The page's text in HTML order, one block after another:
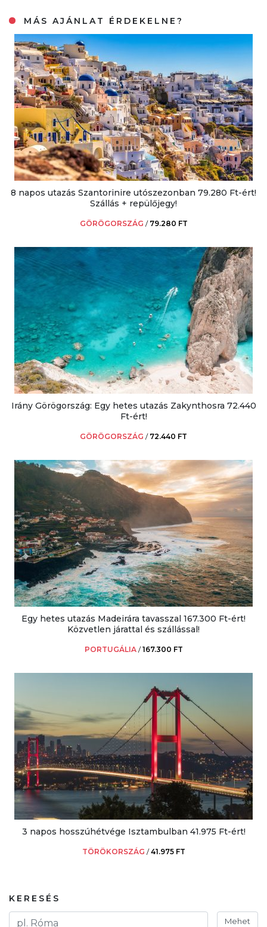
MÁS AJÁNLAT ÉRDEKELNE?
8 napos utazás Szantorinire utószezonban 79.280 Ft-ért!
Szállás + repülőjegy!
GÖRÖGORSZÁG / 79.280 FT
Irány Görögország: Egy hetes utazás Zakynthosra 72.440
Ft-ért!
GÖRÖGORSZÁG / 72.440 FT
Egy hetes utazás Madeirára tavasszal 167.300 Ft-ért!
Közvetlen járattal és szállással!
PORTUGÁLIA /167.300 FT
3 napos hosszúhétvége Isztambulban 41.975 Ft-ért!
TÖRÖKORSZÁG /41.975 FT
KERESÉS
Mehet